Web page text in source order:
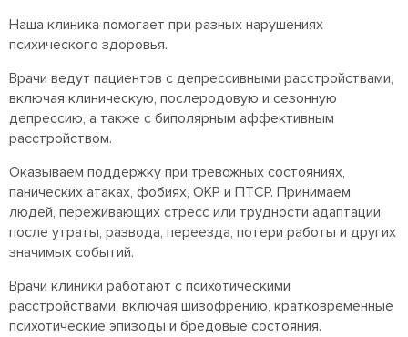
Наша клиника помогает при разных нарушениях
психического здоровья.
Врачи ведут пациентов с депрессивными расстройствами,
включая клиническую, послеродовую и сезонную
депрессию, а также с биполярным аффективным
расстройством.
Оказываем поддержку при тревожных состояниях,
панических атаках, фобиях, ОКР и ПТСР. Принимаем
людей, переживающих стресс или трудности адаптации
после утраты, развода, переезда, потери работы и других
значимых событий.
Врачи клиники работают с психотическими
расстройствами, включая шизофрению, кратковременные
психотические эпизоды и бредовые состояния.